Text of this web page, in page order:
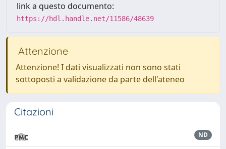
link a questo documento:
https://hdl.handle.net/11586/48639
Attenzione
Attenzione! I dati visualizzati non sono stati
sottoposti a validazione da parte dell'ateneo
Citazioni
ND